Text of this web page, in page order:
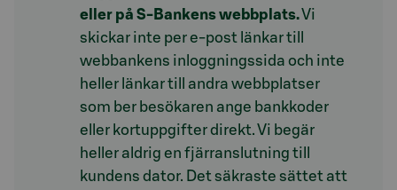
eller på S-Bankens webbplats.Vi
skickar inte per e-post länkar till
webbankens inloggningssida och inte
heller länkar till andra webbplatser
som ber besökaren ange bankkoder
eller kortuppgifter direkt. Vi begär
heller aldrig en fjärranslutning till
kundens dator. Det säkraste sättet att